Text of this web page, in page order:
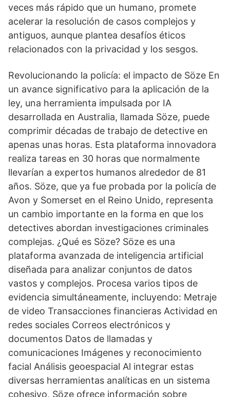
veces más rápido que un humano, promete
acelerar la resolución de casos complejos y
antiguos, aunque plantea desafíos éticos
relacionados con la privacidad y los sesgos.
Revolucionando la policía: el impacto de Söze En
un avance significativo para la aplicación de la
ley, una herramienta impulsada por IA
desarrollada en Australia, llamada Söze, puede
comprimir décadas de trabajo de detective en
apenas unas horas. Esta plataforma innovadora
realiza tareas en 30 horas que normalmente
llevarían a expertos humanos alrededor de 81
años. Söze, que ya fue probada por la policía de
Avon y Somerset en el Reino Unido, representa
un cambio importante en la forma en que los
detectives abordan investigaciones criminales
complejas. ¿Qué es Söze? Söze es una
plataforma avanzada de inteligencia artificial
diseñada para analizar conjuntos de datos
vastos y complejos. Procesa varios tipos de
evidencia simultáneamente, incluyendo: Metraje
de video Transacciones financieras Actividad en
redes sociales Correos electrónicos y
documentos Datos de llamadas y
comunicaciones Imágenes y reconocimiento
facial Análisis geoespacial Al integrar estas
diversas herramientas analíticas en un sistema
cohesivo, Söze ofrece información sobre